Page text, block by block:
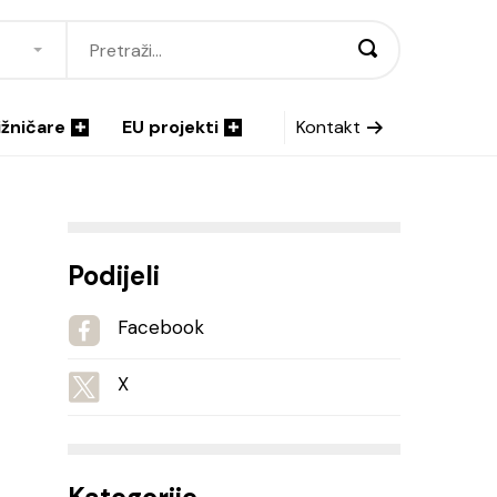
EU projekti Kontakt
Podijeli
Facebook
X